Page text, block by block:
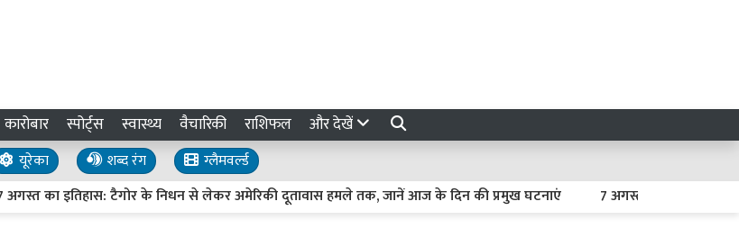
कारोबार स्पोर्ट्स स्वास्थ्य वैचारिकी राशिफल और देखें
यूरेका शब्द रंग
ग्लैमवर्ल्ड
इतिहास: टैगोर के निधन से लेकर अमेरिकी दूतावास हमले तक, जानें आज के दिन की प्रमुख घटनाएं 7 अगस्त 2026 का राशिफल :